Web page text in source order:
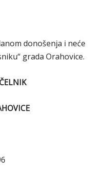
donošenja i neće
grada Orahovice.